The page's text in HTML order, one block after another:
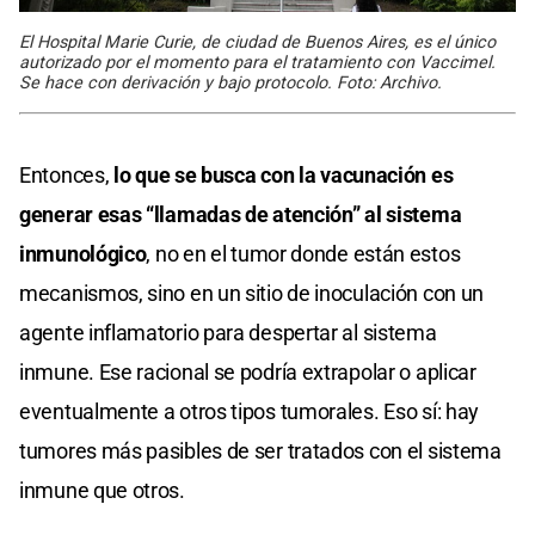
El Hospital Marie Curie, de ciudad de Buenos Aires, es el único
autorizado por el momento para el tratamiento con Vaccimel.
Se hace con derivación y bajo protocolo. Foto: Archivo.
Entonces, lo que se busca con la vacunación es
generar esas “llamadas de atención” al sistema
inmunológico, no en el tumor donde están estos
mecanismos, sino en un sitio de inoculación con un
agente inflamatorio para despertar al sistema
inmune. Ese racional se podría extrapolar o aplicar
eventualmente a otros tipos tumorales. Eso sí: hay
tumores más pasibles de ser tratados con el sistema
inmune que otros.